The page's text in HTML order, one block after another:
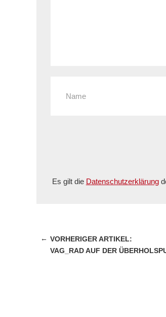
Es gilt die Datenschutzerklärung
←
VAG_RAD AUF DER